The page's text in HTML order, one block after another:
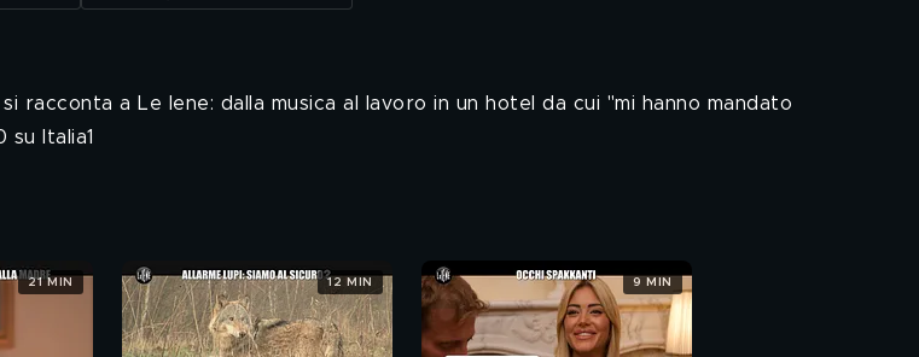
racconta a Le Iene: dalla musica al lavoro in un hotel da cui "mi hanno mandato
Italia1
21 MIN 12 MIN 9 MIN